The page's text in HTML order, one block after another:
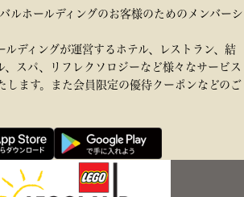
ルホールディングのお客様のためのメンバーシ
ルディングが運営するホテル、レストラン、結
、スパ、リフレクソロジーなど様々なサービス
します。また会員限定の優待クーポンなどのご